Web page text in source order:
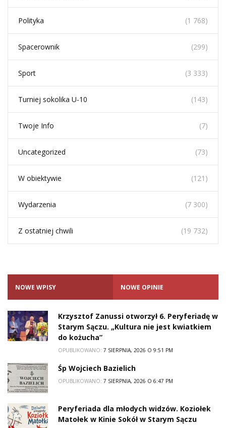
Polityka (1 768)
Spacerownik (299)
Sport (3 333)
Turniej sokolika U-10 (143)
Twoje Info (7)
Uncategorized (73)
W obiektywie (121)
Wydarzenia (7 300)
Z ostatniej chwili (19 732)
NOWE WPISY NOWE OPINIE
Krzysztof Zanussi otworzył 6. Peryferiadę w
Starym Sączu. „Kultura nie jest kwiatkiem
do kożucha”
OPUBLIKOWANO: 7 SIERPNIA, 2026 O 9:51 PM
Śp Wojciech Bazielich
OPUBLIKOWANO: 7 SIERPNIA, 2026 O 6:47 PM
Peryferiada dla młodych widzów. Koziołek
Matołek w Kinie Sokół w Starym Sączu